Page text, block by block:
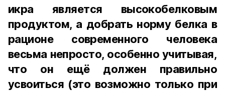
икра является высокобелковым
продуктом, а добрать норму белка в
рационе современного человека
весьма непросто, особенно учитывая,
что он ещё должен правильно
усвоиться (это возможно только при